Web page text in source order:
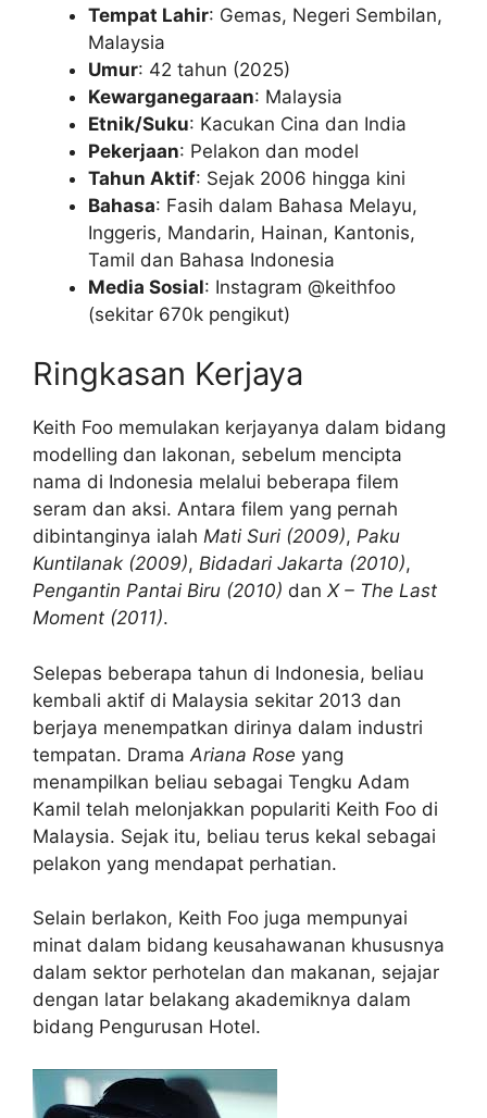
Tempat Lahir: Gemas, Negeri Sembilan,
Malaysia
Umur: 42 tahun (2025)
Kewarganegaraan: Malaysia
Etnik/Suku: Kacukan Cina dan India
Pekerjaan: Pelakon dan model
Tahun Aktif: Sejak 2006 hingga kini
Bahasa: Fasih dalam Bahasa Melayu,
Inggeris, Mandarin, Hainan, Kantonis,
Tamil dan Bahasa Indonesia
Media Sosial: Instagram @keithfoo
(sekitar 670k pengikut)
Ringkasan Kerjaya
Keith Foo memulakan kerjayanya dalam bidang
modelling dan lakonan, sebelum mencipta
nama di Indonesia melalui beberapa filem
seram dan aksi. Antara filem yang pernah
dibintanginya ialah Mati Suri (2009), Paku
Kuntilanak (2009), Bidadari Jakarta (2010),
Pengantin Pantai Biru (2010) dan X – The Last
Moment (2011).
Selepas beberapa tahun di Indonesia, beliau
kembali aktif di Malaysia sekitar 2013 dan
berjaya menempatkan dirinya dalam industri
tempatan. Drama Ariana Rose yang
menampilkan beliau sebagai Tengku Adam
Kamil telah melonjakkan populariti Keith Foo di
Malaysia. Sejak itu, beliau terus kekal sebagai
pelakon yang mendapat perhatian.
Selain berlakon, Keith Foo juga mempunyai
minat dalam bidang keusahawanan khususnya
dalam sektor perhotelan dan makanan, sejajar
dengan latar belakang akademiknya dalam
bidang Pengurusan Hotel.